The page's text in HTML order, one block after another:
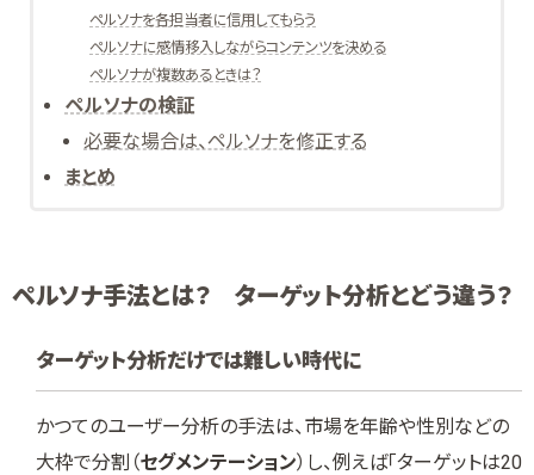
ペルソナを各担当者に信用してもらう
ペルソナに感情移入しながらコンテンツを決める
ペルソナが複数あるときは？
ペルソナの検証
必要な場合は、ペルソナを修正する
まとめ
ペルソナ手法とは？ ターゲット分析とどう違う？
ターゲット分析だけでは難しい時代に
かつてのユーザー分析の手法は、市場を年齢や性別などの
大枠で分割（セグメンテーション）し、例えば「ターゲットは20